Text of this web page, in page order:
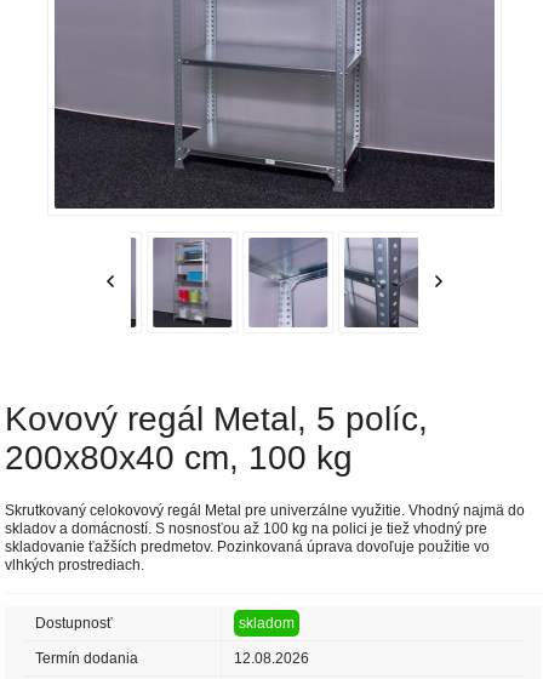
Kovový regál Metal, 5 políc,
200x80x40 cm, 100 kg
Skrutkovaný celokovový regál Metal pre univerzálne využitie. Vhodný najmä do
skladov a domácností. S nosnosťou až 100 kg na polici je tiež vhodný pre
skladovanie ťažších predmetov. Pozinkovaná úprava dovoľuje použitie vo
vlhkých prostrediach.
Dostupnosť skladom
Termín dodania 12.08.2026